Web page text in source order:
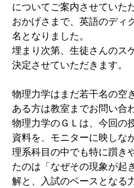
についてご案内させていた
おかげさまで、英語のディ
名となりました。
埋まり次第、生徒さんのス
決定させていただきます。
物理力学はまだ若干名の空
ある方は教室までお問い合
物理力学のＧＬは、今回の
資料を、モニターに映しな
理系科目の中でも特に躓き
たのは「なぜその現象が起
解と、入試のベースとなる